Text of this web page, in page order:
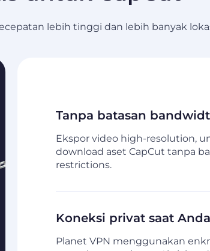
lebih tinggi dan lebih banyak
Tanpa batasan
Ekspor video high-resolution,
download aset CapCut tanpa
restrictions.
Koneksi privat saat
Planet VPN menggunakan